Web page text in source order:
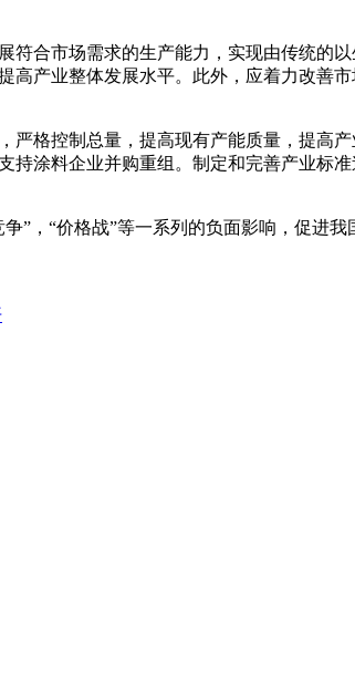
合市场需求的生产能力，实现由传统的
产业整体发展水平。此外，应着力改善
格控制总量，提高现有产能质量，提高
涂料企业并购重组。制定和完善产业标
”，“价格战”等一系列的负面影响，促进我